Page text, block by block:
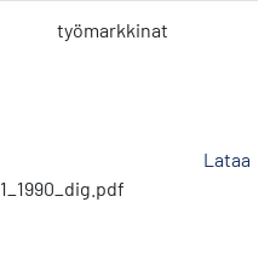
työmarkkinat
Lataa